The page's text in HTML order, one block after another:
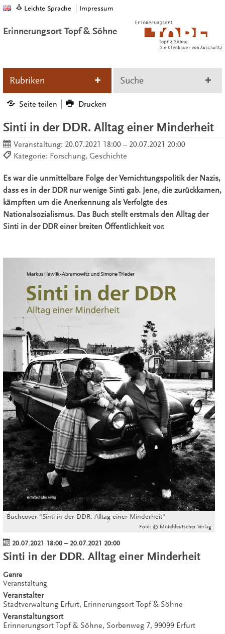
Leichte Sprache Impressum
Erinnerungsort Topf & Söhne
Rubriken Suche
Seite teilen Drucken
Sinti in der DDR. Alltag einer Minderheit
Veranstaltung: 20.07.2021 18:00 – 20.07.2021 20:00
Kategorie: Forschung, Geschichte
Es war die unmittelbare Folge der Vernichtungspolitik der Nazis,
dass es in der DDR nur wenige Sinti gab. Jene, die zurückkamen,
kämpften um die Anerkennung als Verfolgte des
Nationalsozialismus. Das Buch stellt erstmals den Alltag der
Sinti in der DDR einer breiten Öffentlichkeit vor.
Buchcover "Sinti in der DDR. Alltag einer Minderheit"
Foto: © Mitteldeutscher Verlag
20.07.2021 18:00 – 20.07.2021 20:00
Sinti in der DDR. Alltag einer Minderheit
Genre
Veranstaltung
Veranstalter
Stadtverwaltung Erfurt, Erinnerungsort Topf & Söhne
Veranstaltungsort
Erinnerungsort Topf & Söhne, Sorbenweg 7, 99099 Erfurt